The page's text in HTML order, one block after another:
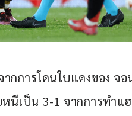
กการโดนใบแดงของ จอ
นีเป็น 3-1 จากการทำแ